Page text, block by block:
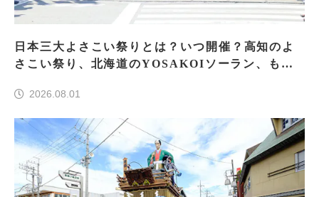
日本三大よさこい祭りとは？いつ開催？高知のよ
さこい祭り、北海道のYOSAKOIソーラン、もう
2026.08.01